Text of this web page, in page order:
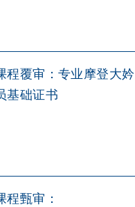
程覆审：专业摩登大妗
基础证书
程甄审：